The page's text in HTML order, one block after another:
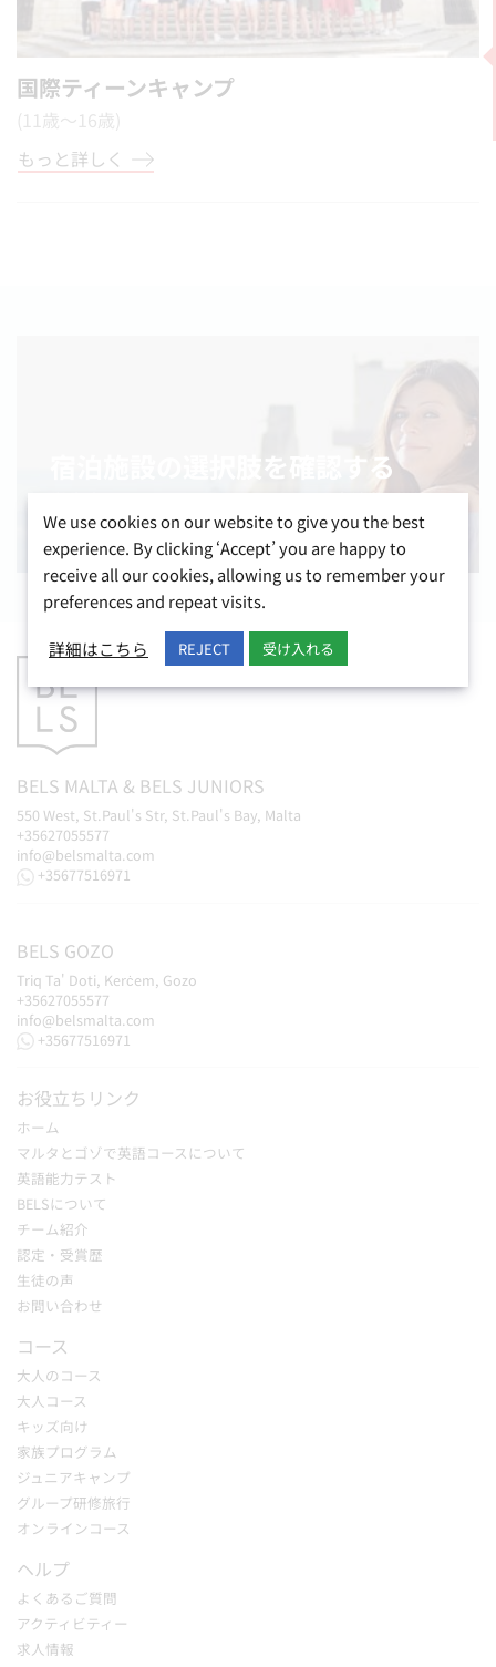
国際ティーンキャンプ
(11歳～16歳)
もっと詳しく
宿泊施設の選択肢を確認する
学生寮、ホストファミリー、民間の宿泊施設から
お選びいただけます。
BELS MALTA & BELS JUNIORS
550 West, St.Paul's Str, St.Paul's Bay, Malta
+35627055577
info@belsmalta.com
+35677516971
BELS GOZO
Triq Ta' Doti, Kerċem, Gozo
+35627055577
info@belsmalta.com
+35677516971
お役立ちリンク
ホーム
マルタとゴゾで英語コースについて
英語能力テスト
BELSについて
チーム紹介
認定・受賞歴
生徒の声
お問い合わせ
コース
大人のコース
大人コース
キッズ向け
家族プログラム
ジュニアキャンプ
グループ研修旅行
オンラインコース
ヘルプ
よくあるご質問
アクティビティー
求人情報
We use cookies on our website to give you the best
experience. By clicking ‘Accept’ you are happy to
receive all our cookies, allowing us to remember your
preferences and repeat visits.
詳細はこちら REJECT 受け入れる